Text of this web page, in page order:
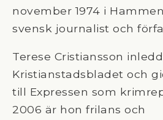
november 1974 i
svensk journalist och
Terese Cristiansson
Kristianstadsbladet och
till Expressen som
2006 är hon frilans och